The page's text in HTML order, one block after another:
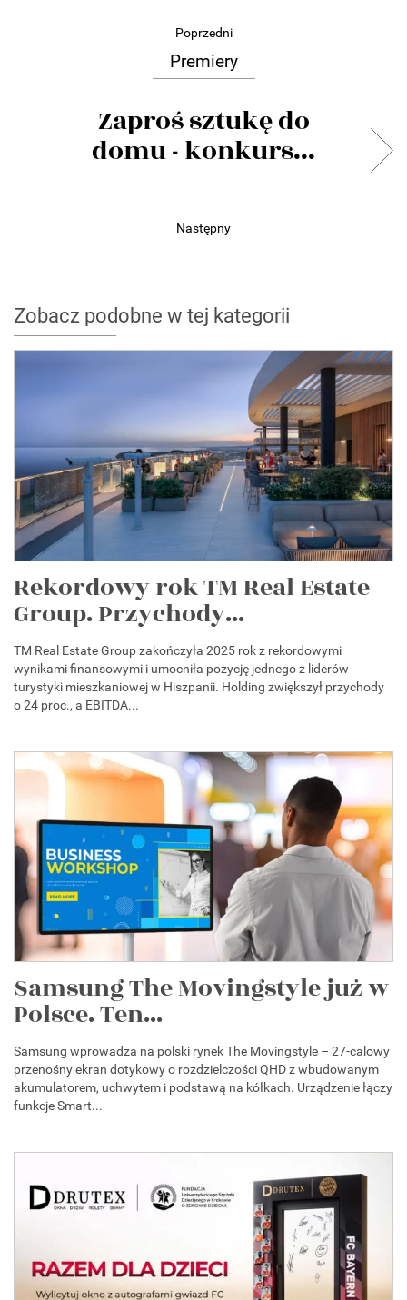
Poprzedni
Premiery
Zaproś sztukę do
domu - konkurs...
Następny
Zobacz podobne w tej kategorii
Rekordowy rok TM Real Estate
Group. Przychody...
TM Real Estate Group zakończyła 2025 rok z rekordowymi
wynikami finansowymi i umocniła pozycję jednego z liderów
turystyki mieszkaniowej w Hiszpanii. Holding zwiększył przychody
o 24 proc., a EBITDA...
Samsung The Movingstyle już w
Polsce. Ten...
Samsung wprowadza na polski rynek The Movingstyle – 27-calowy
przenośny ekran dotykowy o rozdzielczości QHD z wbudowanym
akumulatorem, uchwytem i podstawą na kółkach. Urządzenie łączy
funkcje Smart...